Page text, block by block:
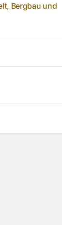
Bergbau und